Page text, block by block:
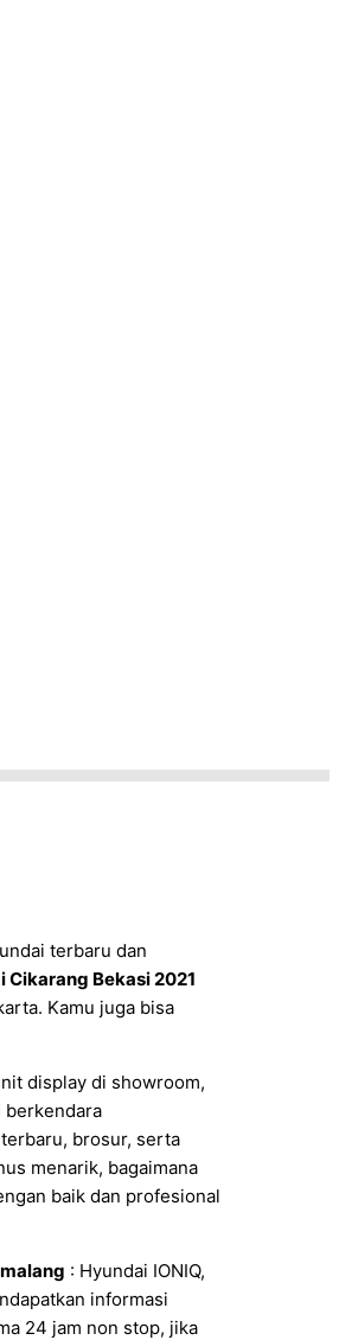
terbaru dan
Cikarang Bekasi 2021
Kamu juga bisa
display di showroom,
berkendara
terbaru, brosur, serta
menarik, bagaimana
baik dan profesional
: Hyundai IONIQ,
informasi
24 jam non stop, jika